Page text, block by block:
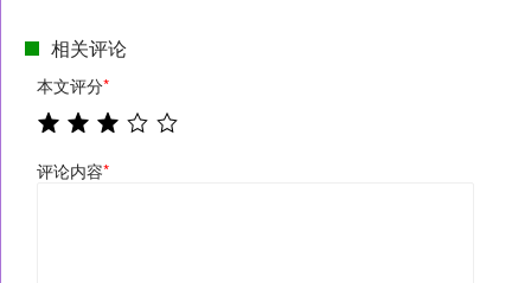
相关评论
本文评分*
评论内容*